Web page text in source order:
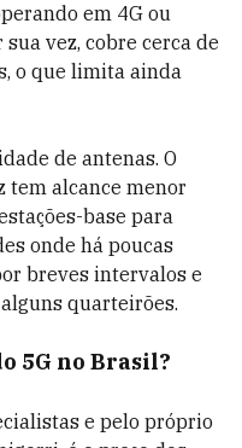
em 4G ou
vez, cobre cerca de
o que limita ainda
de antenas. O
tem alcance menor
base para
onde há poucas
breves intervalos e
quarteirões.
5G no Brasil?
e pelo próprio